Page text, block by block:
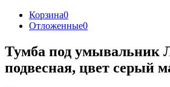
Корзина0
Отложенные0
Тумба под умывальник
подвесная, цвет серый